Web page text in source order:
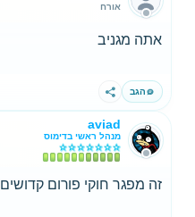
אורח
אתה מגניב
הגב שתף
aviad
מנהל ראשי בדימוס
זה מפגר חוקי פורום קדושים